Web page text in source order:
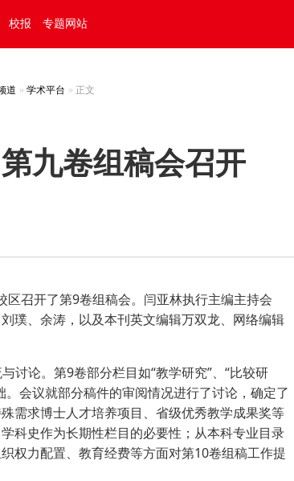
校报 专题网站
道 学术平台 正文
九卷组稿会召开
召开了第9卷组稿会。闫亚林执行主编主持会
璞、余涛，以及本刊英文编辑万双龙、网络编辑
论。第9卷部分栏目如“教学研究”、“比较研
会议就部分稿件的审阅情况进行了讨论，确定了
需求博士人才培养项目、省级优秀教学成果奖等
科史作为长期性栏目的必要性；从本科专业目录
权力配置、教育经费等方面对第10卷组稿工作提